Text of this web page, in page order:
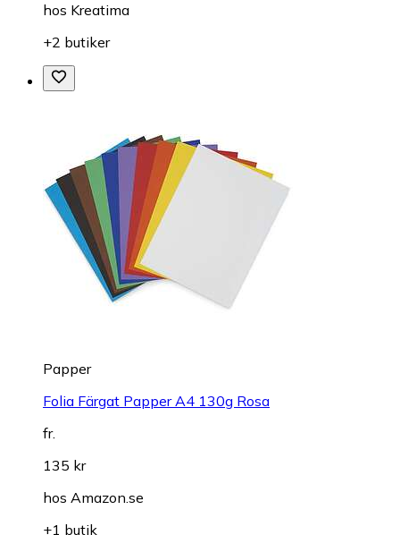
hos Kreatima
+2 butiker
Papper
Folia Färgat Papper A4 130g Rosa
fr.
135 kr
hos Amazon.se
+1 butik